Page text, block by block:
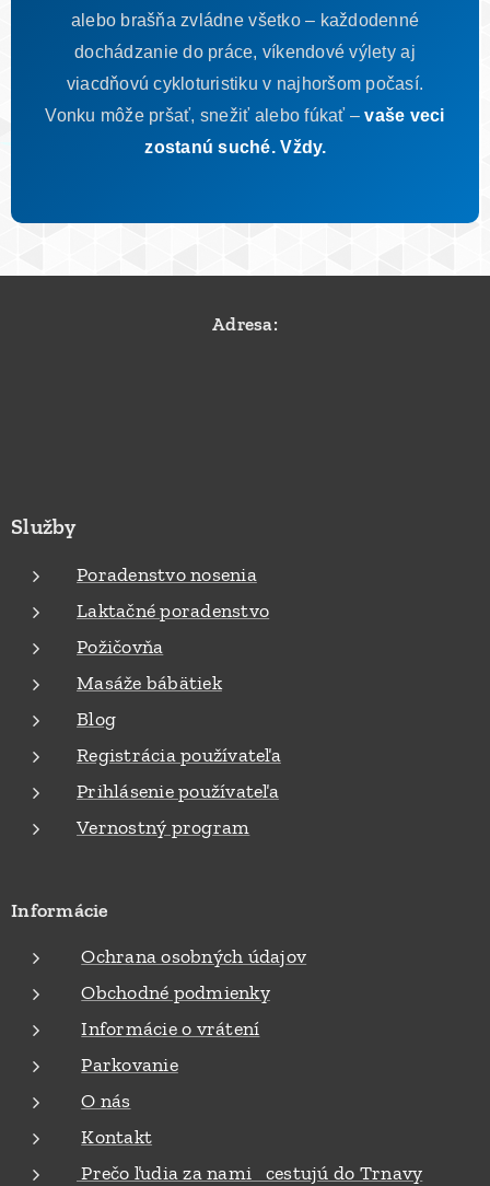
alebo brašňa zvládne všetko – každodenné
dochádzanie do práce, víkendové výlety aj
viacdňovú cykloturistiku v najhoršom počasí.
Vonku môže pršať, snežiť alebo fúkať –vaše veci
zostanú suché. Vždy.
Adresa:
Služby
Poradenstvo nosenia
Laktačné poradenstvo
Požičovňa
Masáže bábätiek
Blog
Registrácia používateľa
Prihlásenie používateľa
Vernostný program
Informácie
Ochrana osobných údajov
Obchodné podmienky
Informácie o vrátení
Parkovanie
O nás
Kontakt
Prečo ľudia za nami cestujú do Trnavy